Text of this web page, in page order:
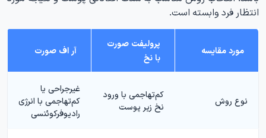
انتظار فرد وابسته است.
مورد مقایسه
پرولیفت صورت
با نخ
آر اف صورت
نوع روش
کم‌تهاجمی با ورود
نخ زیر پوست
غیرجراحی یا
کم‌تهاجمی با انرژی
رادیوفرکوئنسی